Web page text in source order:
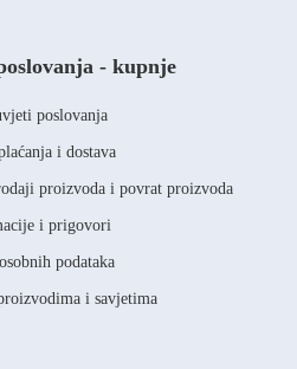
- kupnje
poslovanja
i dostava
proizvoda i povrat proizvoda
i prigovori
podataka
i savjetima